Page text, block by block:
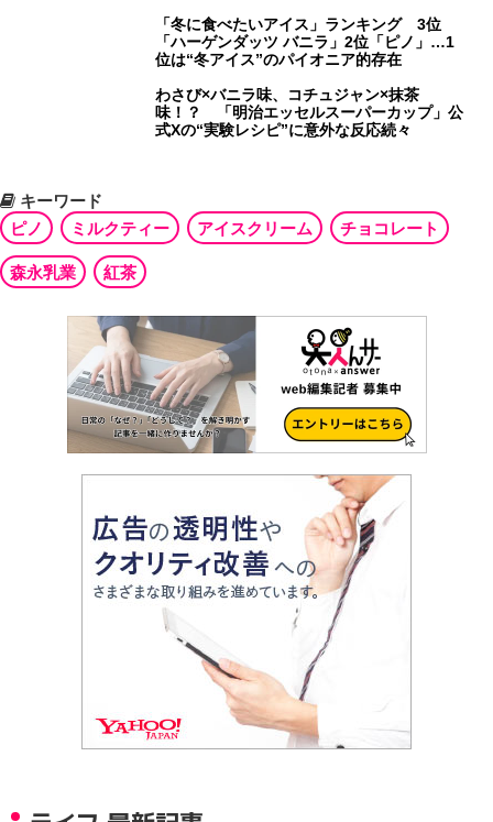
「冬に食べたいアイス」ランキング 3位
「ハーゲンダッツ バニラ」2位「ピノ」…1
位は“冬アイス”のパイオニア的存在
わさび×バニラ味、コチュジャン×抹茶
味！？ 「明治エッセルスーパーカップ」公
式Xの“実験レシピ”に意外な反応続々
キーワード
ピノ
ミルクティー アイスクリーム チョコレート
森永乳業 紅茶